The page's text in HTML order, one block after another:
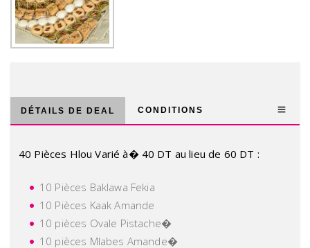
DÉTAILS DE DEAL CONDITIONS
40 Pièces Hlou Varié à� 40 DT au lieu de 60 DT :
10 Pièces Baklawa Fekia
10 Pièces Kaak Amande
10 pièces Ovale Pistache�
10 pièces Mlabes Amande�